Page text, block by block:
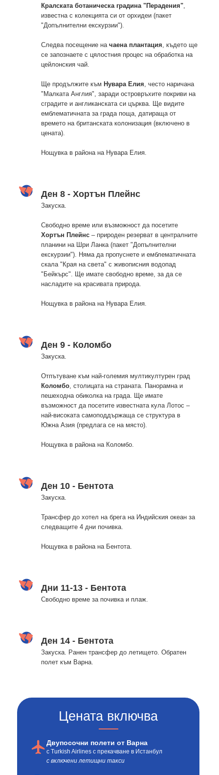
Кралската ботаническа градина "Перадения"
известна с колекцията си от орхидеи (пакет
"Допълнителни екскурзии").
Следва посещение на чаена плантация , където ще
се запознаете с цялостния процес на обработка на
цейлонския чай.
Ще продължите към Нувара Елия , често наричана
"Малката Англия", заради островръхите покриви на
сградите и англиканската си църква. Ще видите
емблематичната за града поща, датираща от
времето на британската колонизация (включено в
цената).
Нощувка в района на Нувара Елия.
Ден 8 - Хортън Плейнс
Закуска.
Свободно време или възможност да посетите
Хортън Плейнс – природен резерват в централните
планини на Шри Ланка (пакет "Допълнителни
екскурзии"). Няма да пропуснете и емблематичната
скала "Края на света" с живописния водопад
"Бейкърс". Ще имате свободно време, за да се
насладите на красивата природа.
Нощувка в района на Нувара Елия.
Ден 9 - Коломбо
Закуска.
Отпътуване към най-големия мултикултурен град
Коломбо , столицата на страната. Панорамна и
пешеходна обиколка на града. Ще имате
възможност да посетите известната кула Лотос –
най-високата самоподдържаща се структура в
Южна Азия (предлага се на място).
Нощувка в района на Коломбо.
Ден 10 - Бентота
Закуска.
Трансфер до хотел на брега на Индийския океан за
следващите 4 дни почивка.
Нощувка в района на Бентота.
Дни 11-13 - Бентота
Свободно време за почивка и плаж.
Ден 14 - Бентота
Закуска. Ранен трансфер до летището. Обратен
полет към Варна.
Цената включва
Двупосочни полети от Варна
с Turkish Airlines с прекачване в Истанбул
с включени летищни такси